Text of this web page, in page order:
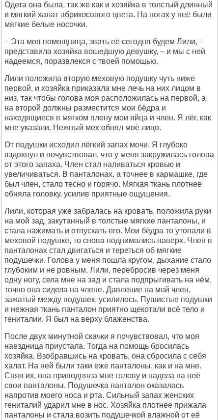
Одета она была, так же как и хозяйка в толстый длинный
и мягкий халат абрикосового цвета. На ногах у неё были
мягкие белые носочки.
– Эта моя помощница, звать её сегодня будем Лили, –
представила хозяйка вошедшую девушку, – и мы с ней
надеемся, поразвлекся с твоей помощью.
Лили положила вторую меховую подушку чуть ниже
первой, и хозяйка приказала мне лечь на них лицом в
низ, так чтобы голова моя расположилась на первой, а
на второй должны разместится мои бёдра и
находящиеся в мягком плену мои яйца и член. Я лёг, как
мне указали. Нежный мех обнял моё лицо.
От подушки исходил лёгкий запах мочи. Я глубоко
вздохнул и почувствовал, что у меня закружилась голова
от этого запаха. Член стал наливаться кровью и
увеличиваться. В панталонах, а точнее в кармашке, где
был член, стало тесно и горячо. Мягкая ткань плотнее
обняла головку, усилив приятные ощущения.
Лили, которая уже забралась на кровать, положила руки
на мой зад, закутанный в толстые мягкие панталоны, и
стала нажимать и отпускать его. Мои бёдра то утопали в
меховой подушке, то снова поднимались наверх. Член в
панталонах стал двигаться и тереться об мягкие
подушечки. Голова у меня пошла кругом, дыхание стало
глубоким и не ровным. Лили, перебросив через меня
одну ногу, села мне на зад и стала подпрыгивать на нём,
точно она сидела на члене. Давление на мой член,
зажатый между подушек, усилилось. Пушистые подушки
и нежная ткань панталон приятно щекотали всё тело и
гениталии. Я был на верху блаженства.
После двух минутной скачки я почувствовал, что моя
наездница приустала. Тогда на помощь бросилась
хозяйка. Взобравшись на кровать, она сбросила с себя
халат. На ней были таки еже панталоны, как и на мне.
Сняв их, она приподняла мне голову и надела на неё
свои панталоны. Подушечка панталон оказалась
напротив моего носа и рта. Сильный запах женских
гениталий ударил мне в нос. Хозяйка плотнее прижала
панталоны и стала возить подушечкой влажной от её